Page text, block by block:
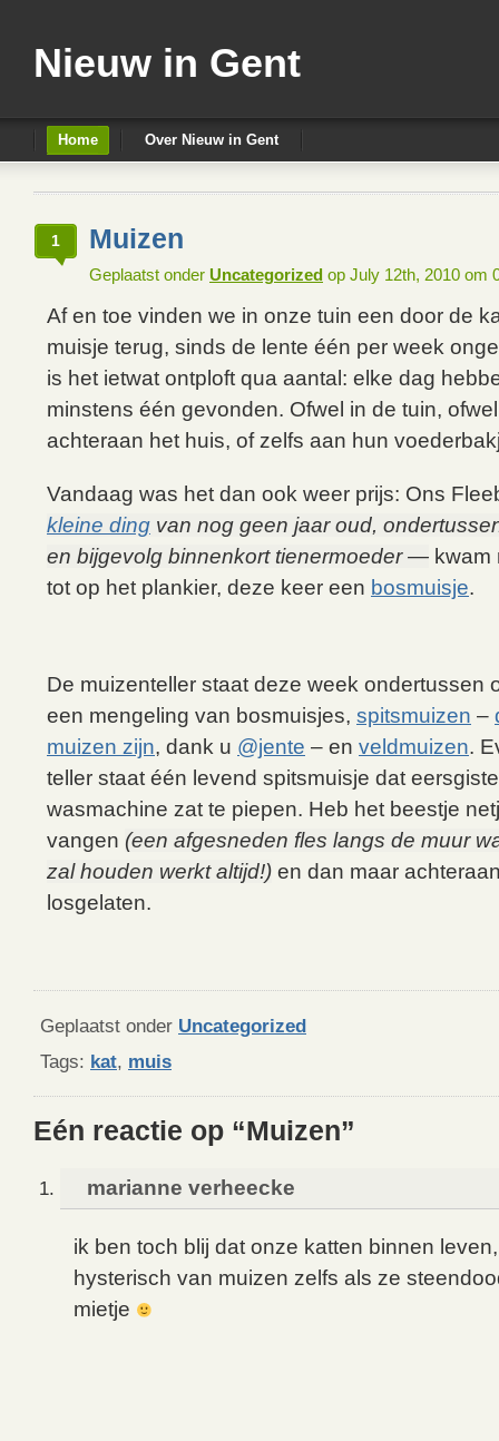
Nieuw in Gent
Home Over Nieuw in Gent
1 Muizen
Geplaatst onder Uncategorized op July 12th, 2010 om
Af en toe vinden we in onze tuin een door de
muisje terug, sinds de lente één per week
is het ietwat ontploft qua aantal: elke dag
minstens één gevonden. Ofwel in de tuin,
achteraan het huis, of zelfs aan hun
Vandaag was het dan ook weer prijs: Ons
kleine ding van nog geen jaar oud,
en bijgevolg binnenkort tienermoeder — kwam
tot op het plankier, deze keer een bosmuisje.
De muizenteller staat deze week ondertussen
een mengeling van bosmuisjes, spitsmuizen –
muizen zijn, dank u @jente – en veldmuizen.
teller staat één levend spitsmuisje dat
wasmachine zat te piepen. Heb het beestje
vangen (een afgesneden fles langs de muur
zal houden werkt altijd!) en dan maar
losgelaten.
Geplaatst onder Uncategorized
Tags: kat, muis
Eén reactie op “Muizen”
marianne verheecke
ik ben toch blij dat onze katten binnen
hysterisch van muizen zelfs als ze
mietje